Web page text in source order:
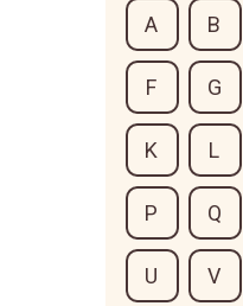
A B
F G
K L
P Q
U V